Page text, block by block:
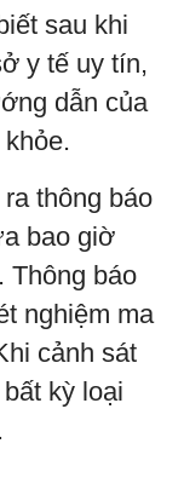
sau khi
y tế uy tín,
dẫn của
thông báo
bao giờ
Thông báo
nghiệm ma
cảnh sát
kỳ loại